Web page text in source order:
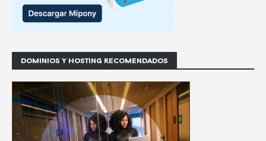
DOMINIOS Y HOSTING RECOMENDADOS